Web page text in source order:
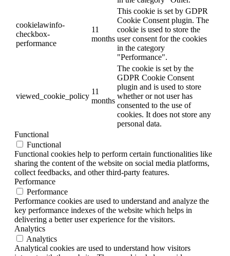
cookielawinfo-
checkbox-
performance
11
months
This cookie is set by GDPR
Cookie Consent plugin. The
cookie is used to store the
user consent for the cookies
in the category
"Performance".
viewed_cookie_policy
11
months
The cookie is set by the
GDPR Cookie Consent
plugin and is used to store
whether or not user has
consented to the use of
cookies. It does not store any
personal data.
Functional
Functional
Functional cookies help to perform certain functionalities like
sharing the content of the website on social media platforms,
collect feedbacks, and other third-party features.
Performance
Performance
Performance cookies are used to understand and analyze the
key performance indexes of the website which helps in
delivering a better user experience for the visitors.
Analytics
Analytics
Analytical cookies are used to understand how visitors